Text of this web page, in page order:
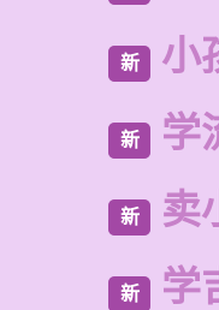
新 小
新 学
新 卖
新 学